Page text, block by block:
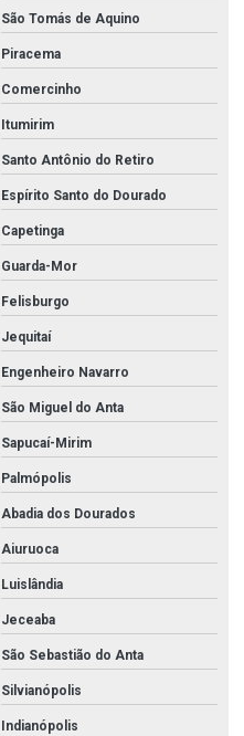
São Tomás de Aquino
Piracema
Comercinho
Itumirim
Santo Antônio do Retiro
Espírito Santo do Dourado
Capetinga
Guarda-Mor
Felisburgo
Jequitaí
Engenheiro Navarro
São Miguel do Anta
Sapucaí-Mirim
Palmópolis
Abadia dos Dourados
Aiuruoca
Luislândia
Jeceaba
São Sebastião do Anta
Silvianópolis
Indianópolis